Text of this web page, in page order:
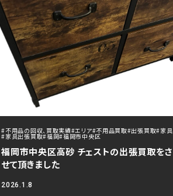
#不用品の回収、買取実績#エリア#不用品買取#出張買取#家具
#家具出張買取#福岡#福岡市中央区
福岡市中央区高砂 チェストの出張買取をさ
せて頂きました
2026.1.8